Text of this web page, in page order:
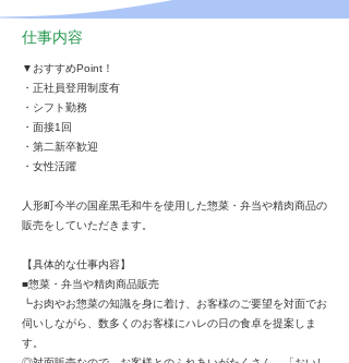
仕事内容
▼おすすめPoint！
・正社員登用制度有
・シフト勤務
・面接1回
・第二新卒歓迎
・女性活躍
人形町今半の国産黒毛和牛を使用した惣菜・弁当や精肉商品の
販売をしていただきます。
【具体的な仕事内容】
■惣菜・弁当や精肉商品販売
┗お肉やお惣菜の知識を身に着け、お客様のご要望を対面でお
伺いしながら、数多くのお客様にハレの日の食卓を提案しま
す。